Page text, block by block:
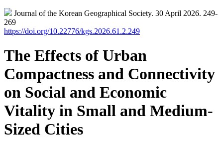
Journal of the Korean Geographical Society. 30 April 2026. 249-
269
https://doi.org/10.22776/kgs.2026.61.2.249
The Effects of Urban
Compactness and Connectivity
on Social and Economic
Vitality in Small and Medium-
Sized Cities